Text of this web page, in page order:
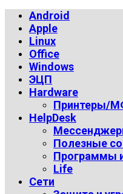
Android
Apple
Linux
Office
Windows
ЭЦП
Hardware
Принтеры/
HelpDesk
Полезные
Программы
Life
Сети